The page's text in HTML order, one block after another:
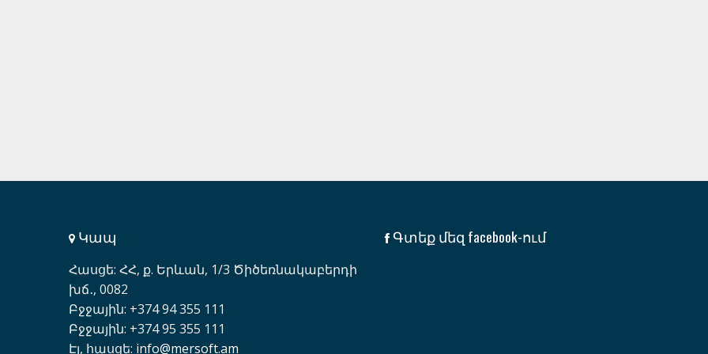
Կապ
Հասցե: ՀՀ, ք. Երևան, 1/3 Ծիծեռնակաբերդի
խճ․, 0082
Բջջային: +374 94 355 111
Բջջային: +374 95 355 111
Էլ, հասցե: info@mersoft.am
Գտեք մեզ facebook-ում